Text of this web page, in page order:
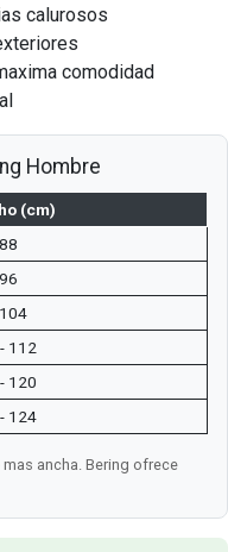
calurosos
comodidad
Hombre
(cm)
112
120
124
ancha. Bering ofrece